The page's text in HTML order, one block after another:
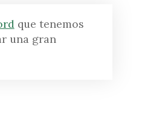
que tenemos
una gran